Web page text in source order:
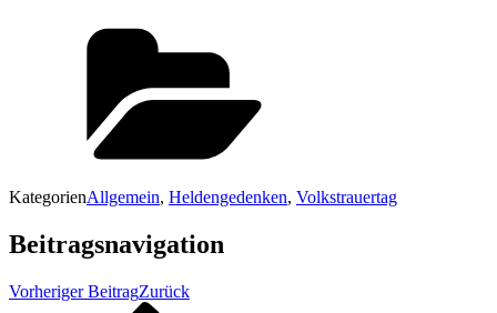
KategorienAllgemein, Heldengedenken, Volkstrauertag
Beitragsnavigation
Vorheriger BeitragZurück